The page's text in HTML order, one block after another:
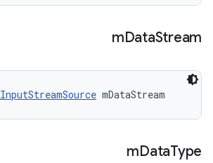
mDataStream
InputStreamSource mDataStream
mDataType